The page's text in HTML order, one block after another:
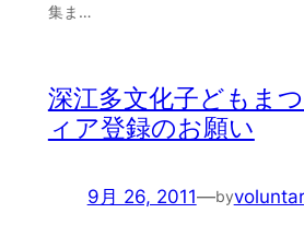
集ま…
深江多文化子どもま
ィア登録のお願い
9月 26, 2011—by